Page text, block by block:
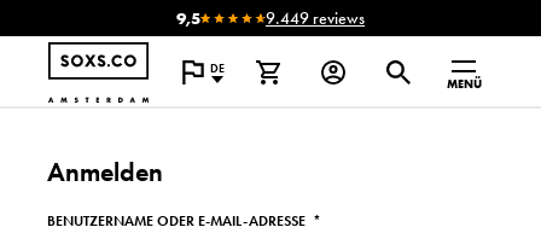
9,5 9.449 reviews
DE
MENÜ
Anmelden
BENUTZERNAME ODER E-MAIL-ADRESSE *